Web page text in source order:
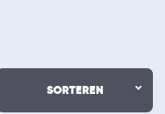
SORTEREN